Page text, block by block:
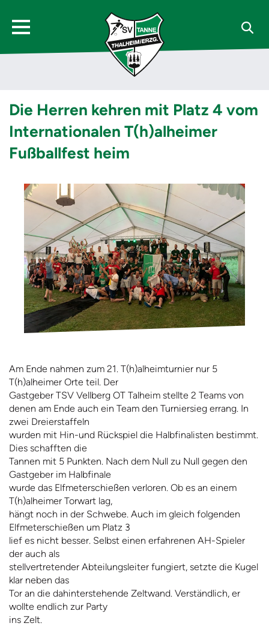
Die Herren kehren mit Platz 4 vom
Internationalen T(h)alheimer
Fußballfest heim
Am Ende nahmen zum 21. T(h)alheimturnier nur 5
T(h)alheimer Orte teil. Der
Gastgeber TSV Vellberg OT Talheim stellte 2 Teams von
denen am Ende auch ein Team den Turniersieg errang. In
zwei Dreierstaffeln
wurden mit Hin-und Rückspiel die Halbfinalisten bestimmt.
Dies schafften die
Tannen mit 5 Punkten. Nach dem Null zu Null gegen den
Gastgeber im Halbfinale
wurde das Elfmeterschießen verloren. Ob es an einem
T(h)alheimer Torwart lag,
hängt noch in der Schwebe. Auch im gleich folgenden
Elfmeterschießen um Platz 3
lief es nicht besser. Selbst einen erfahrenen AH-Spieler
der auch als
stellvertretender Abteilungsleiter fungiert, setzte die Kugel
klar neben das
Tor an die dahinterstehende Zeltwand. Verständlich, er
wollte endlich zur Party
ins Zelt.